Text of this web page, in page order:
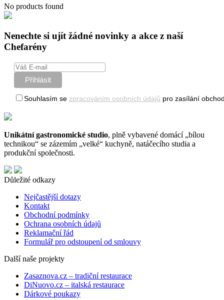
No products found
Nenechte si ujít žádné novinky a akce z naší
Chefarény
Souhlasím se zpracováním osobních údajů pro zasílání
Unikátní gastronomické studio, plně vybavené domácí „bílou
technikou“ se zázemím „velké“ kuchyně, natáčecího studia a
produkční společnosti.
Důležité odkazy
Nejčastější dotazy
Kontakt
Obchodní podmínky
Ochrana osobních údajů
Reklamační řád
Formulář pro odstoupení od smlouvy
Další naše projekty
Zasaznova.cz – tradiční restaurace
DiNuovo.cz – italská restaurace
Dárkové poukazy